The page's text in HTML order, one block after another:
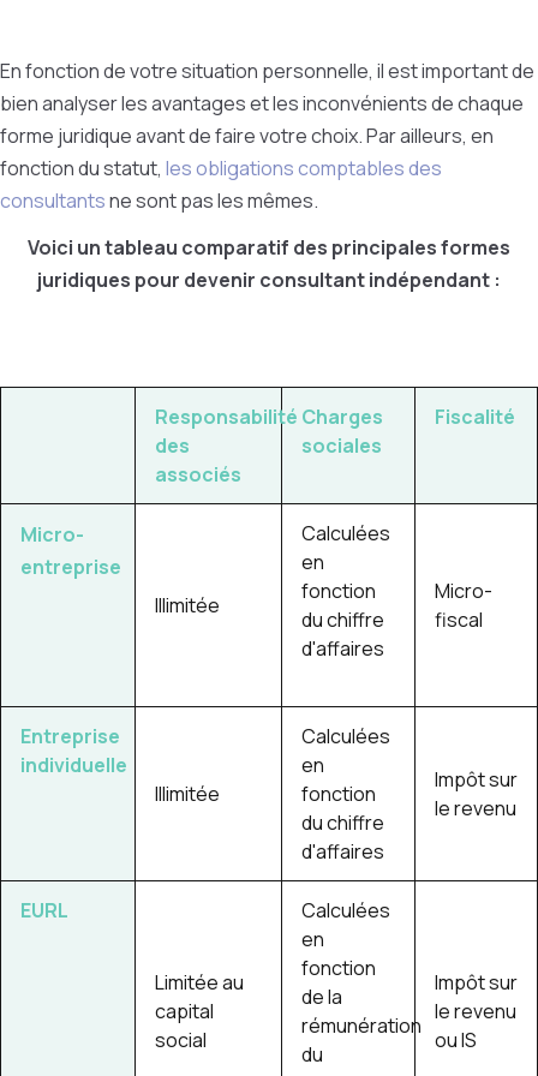
En fonction de votre situation personnelle, il est important de
bien analyser les avantages et les inconvénients de chaque
forme juridique avant de faire votre choix. Par ailleurs, en
fonction du statut, les obligations comptables des
consultantsne sont pas les mêmes.
Voici un tableau comparatif des principales formes
juridiques pour devenir consultant indépendant :
Responsabilité
des
associés
Charges
sociales
Fiscalité
Micro-
entreprise
Illimitée
Calculées
en
fonction
du chiffre
d'affaires
Micro-
fiscal
Entreprise
individuelle
Illimitée
Calculées
en
fonction
du chiffre
d'affaires
Impôt sur
le revenu
EURL
Limitée au
capital
social
Calculées
en
fonction
de la
rémunération
du
Impôt sur
le revenu
ou IS